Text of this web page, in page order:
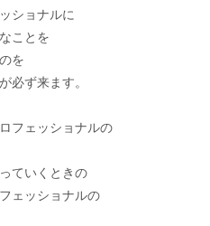
ショナルに
ことを
を
必ず来ます。
フェッショナルの
ていくときの
ェッショナルの